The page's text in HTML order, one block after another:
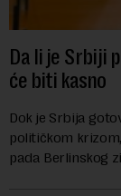
Da li je Srbiji
će biti kasno
Dok je Srbija
političkom
pada Berlinskog